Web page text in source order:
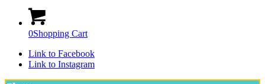
0Shopping Cart
Link to Facebook
Link to Instagram